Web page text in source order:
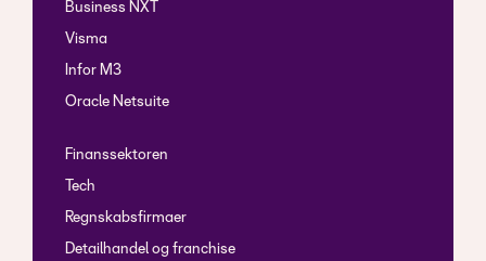
Business NXT
Visma
Infor M3
Oracle Netsuite
Finanssektoren
Tech
Regnskabsfirmaer
Detailhandel og franchise